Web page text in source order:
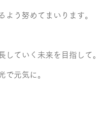
よう努めてまいります。
していく未来を目指して。
で元気に。